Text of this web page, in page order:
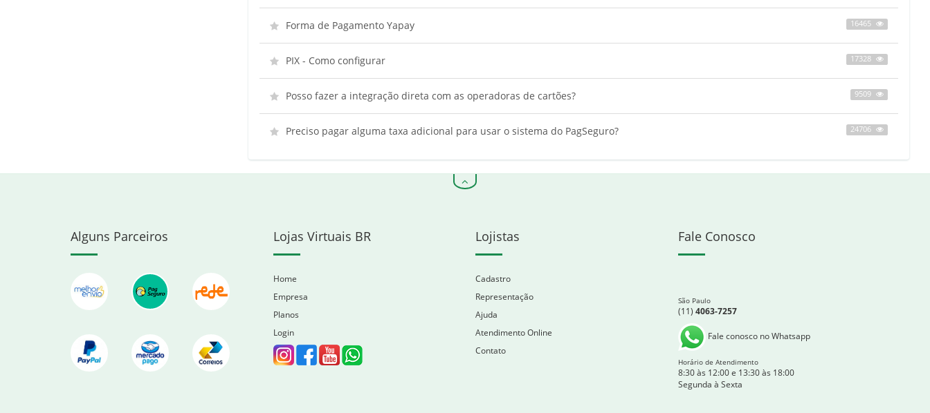
Forma de Pagamento Yapay 16465
PIX - Como configurar 17328
Posso fazer a integração direta com as operadoras de cartões? 9509
Preciso pagar alguma taxa adicional para usar o sistema do PagSeguro? 24706
Alguns Parceiros Lojas Virtuais BR
Home
Empresa
Planos
Login
Lojistas
Cadastro
Representação
Ajuda
Atendimento Online
Contato
Fale Conosco
São Paulo
(11) 4063-7257
Fale conosco no Whatsapp
Horário de Atendimento
8:30 às 12:00 e 13:30 às 18:00
Segunda à Sexta